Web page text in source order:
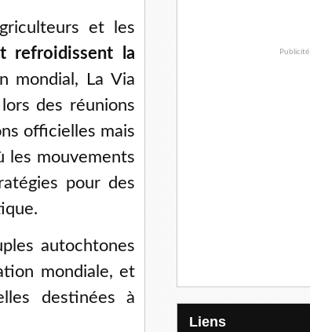
et les
refroidissent la
mondial, La Via
des réunions
officielles mais
les mouvements
pour des
autochtones
mondiale, et
destinées à
Publicité
Liens